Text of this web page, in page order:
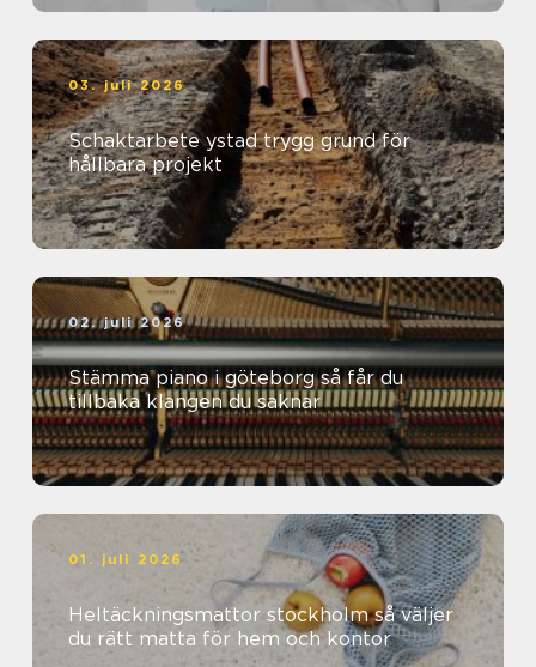
03. juli 2026
Schaktarbete ystad trygg grund för
hållbara projekt
02. juli 2026
Stämma piano i göteborg så får du
tillbaka klangen du saknar
01. juli 2026
Heltäckningsmattor stockholm så väljer
du rätt matta för hem och kontor